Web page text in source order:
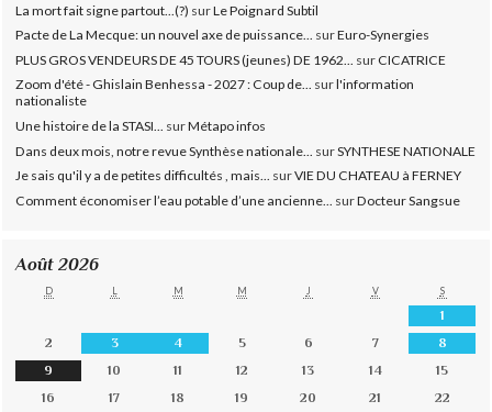
La mort fait signe partout...(?) surLe Poignard Subtil
Pacte de La Mecque: un nouvel axe de puissance... surEuro-Synergies
PLUS GROS VENDEURS DE 45 TOURS (jeunes) DE 1962...
surCICATRICE
Zoom d'été - Ghislain Benhessa - 2027 : Coup de... surl'information
nationaliste
Une histoire de la STASI...
surMétapo infos
Dans deux mois, notre revue Synthèse nationale...
surSYNTHESE NATIONALE
Je sais qu'il y a de petites difficultés , mais... surVIE DU CHATEAU à FERNEY
Comment économiser l’eau potable d’une ancienne...
surDocteur Sangsue
Août 2026
D L M M J V S
1
2
3 4 5 6 7
8
9
10 11 12 13 14
15
16
17 18 19 20 21
22